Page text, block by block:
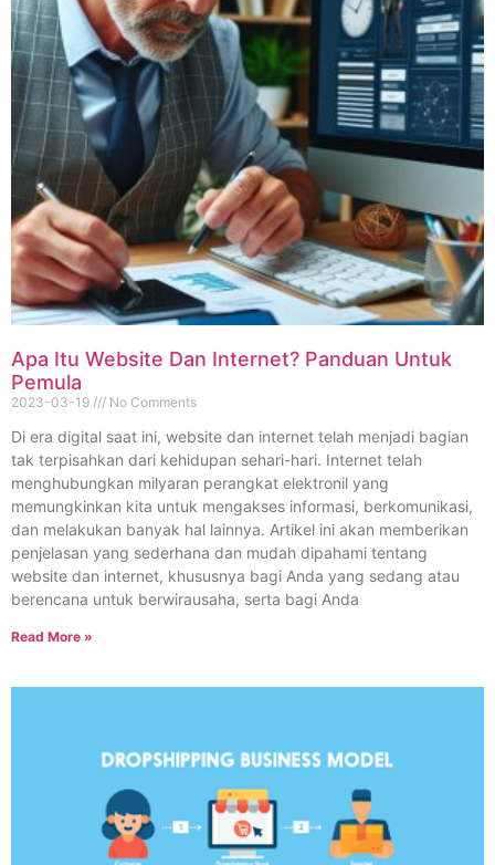
Apa Itu Website Dan Internet? Panduan Untuk
Pemula
2023-03-19 No Comments
Di era digital saat ini, website dan internet telah menjadi bagian
tak terpisahkan dari kehidupan sehari-hari. Internet telah
menghubungkan milyaran perangkat elektronil yang
memungkinkan kita untuk mengakses informasi, berkomunikasi,
dan melakukan banyak hal lainnya. Artikel ini akan memberikan
penjelasan yang sederhana dan mudah dipahami tentang
website dan internet, khususnya bagi Anda yang sedang atau
berencana untuk berwirausaha, serta bagi Anda
Read More »